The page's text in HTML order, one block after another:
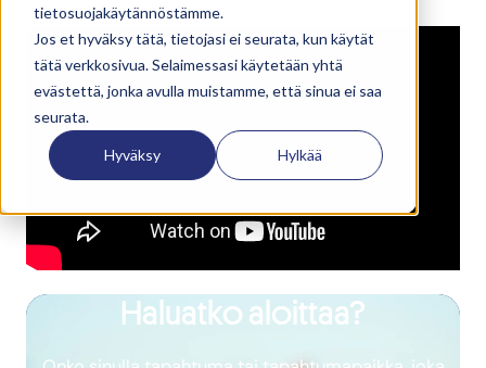
tietosuojakäytännöstämme.
Jos et hyväksy tätä, tietojasi ei seurata, kun käytät
tätä verkkosivua. Selaimessasi käytetään yhtä
evästettä, jonka avulla muistamme, että sinua ei saa
seurata.
Hyväksy Hylkää
sujuvassa läpiviennissä.
Haluatko aloittaa?